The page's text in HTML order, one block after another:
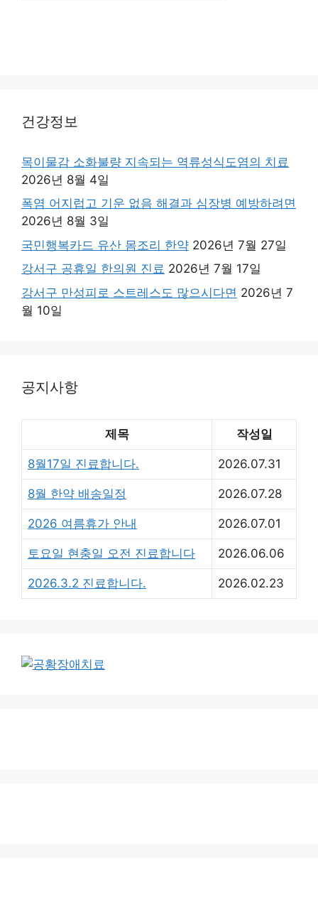
건강정보
목이물감 소화불량 지속되는 역류성식도염의 치료
2026년 8월 4일
폭염 어지럽고 기운 없음 해결과 심장병 예방하려면
2026년 8월 3일
국민행복카드 유산 몸조리 한약 2026년 7월 27일
강서구 공휴일 한의원 진료 2026년 7월 17일
강서구 만성피로 스트레스도 많으시다면 2026년 7
월 10일
공지사항
제목 작성일
8월17일 진료합니다. 2026.07.31
8월 한약 배송일정 2026.07.28
2026 여름휴가 안내 2026.07.01
토요일 현충일 오전 진료합니다 2026.06.06
2026.3.2 진료합니다. 2026.02.23